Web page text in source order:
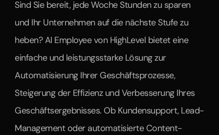
Sind Sie bereit, jede Woche Stunden zu sparen
und Ihr Unternehmen auf die nächste Stufe zu
heben? AI Employee von HighLevel bietet eine
einfache und leistungsstarke Lösung zur
Automatisierung Ihrer Geschäftsprozesse,
Steigerung der Effizienz und Verbesserung Ihres
Geschäftsergebnisses. Ob Kundensupport, Lead-
Management oder automatisierte Content-